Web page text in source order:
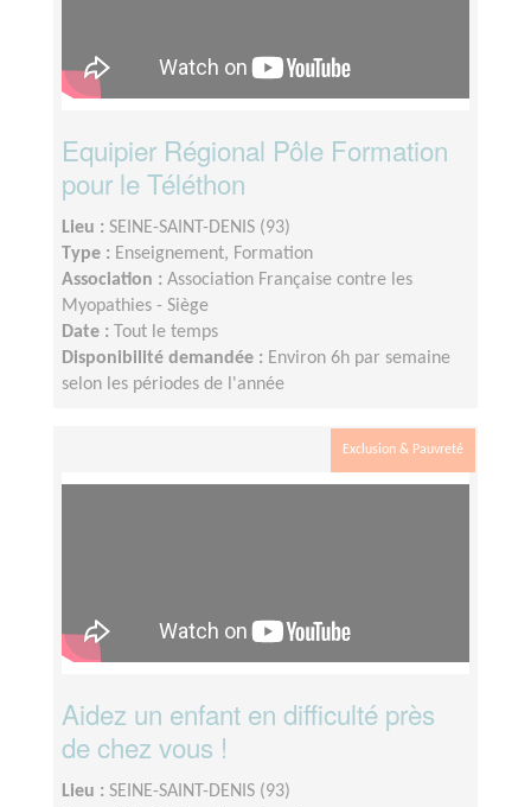
Equipier Régional Pôle Formation
pour le Téléthon
Lieu : SEINE-SAINT-DENIS (93)
Type : Enseignement, Formation
Association : Association Française contre les
Myopathies - Siège
Date :
Tout le temps
Disponibilité demandée : Environ 6h par semaine
selon les périodes de l'année
Exclusion & Pauvreté
Aidez un enfant en difficulté près
de chez vous !
Lieu : SEINE-SAINT-DENIS (93)